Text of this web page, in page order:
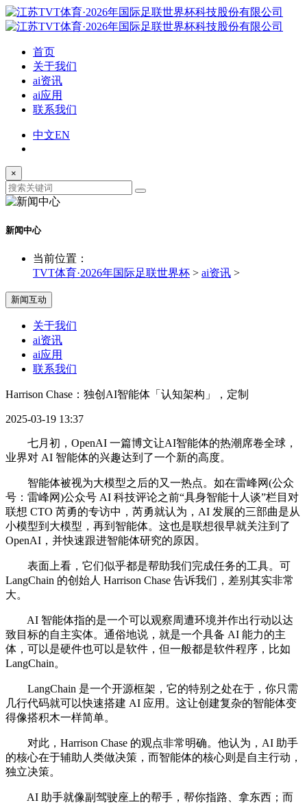
首页
关于我们
ai资讯
ai应用
联系我们
中文EN
×
新闻中心
当前位置：
TVT体育·2026年国际足联世界杯 > ai资讯 >
新闻互动
关于我们
ai资讯
ai应用
联系我们
Harrison Chase：独创AI智能体「认知架构」，定制
2025-03-19 13:37
七月初，OpenAI 一篇博文让AI智能体的热潮席卷全球，
业界对 AI 智能体的兴趣达到了一个新的高度。
智能体被视为大模型之后的又一热点。如在雷峰网(公众
号：雷峰网)公众号 AI 科技评论之前“具身智能十人谈”栏目对
联想 CTO 芮勇的专访中，芮勇就认为，AI 发展的三部曲是从
小模型到大模型，再到智能体。这也是联想很早就关注到了
OpenAI，并快速跟进智能体研究的原因。
表面上看，它们似乎都是帮助我们完成任务的工具。可
LangChain 的创始人 Harrison Chase 告诉我们，差别其实非常
大。
AI 智能体指的是一个可以观察周遭环境并作出行动以达
致目标的自主实体。通俗地说，就是一个具备 AI 能力的主
体，可以是硬件也可以是软件，但一般都是软件程序，比如
LangChain。
LangChain 是一个开源框架，它的特别之处在于，你只需
几行代码就可以快速搭建 AI 应用。这让创建复杂的智能体变
得像搭积木一样简单。
对此，Harrison Chase 的观点非常明确。他认为，AI 助手
的核心在于辅助人类做决策，而智能体的核心则是自主行动，
独立决策。
AI 助手就像副驾驶座上的帮手，帮你指路、拿东西；而